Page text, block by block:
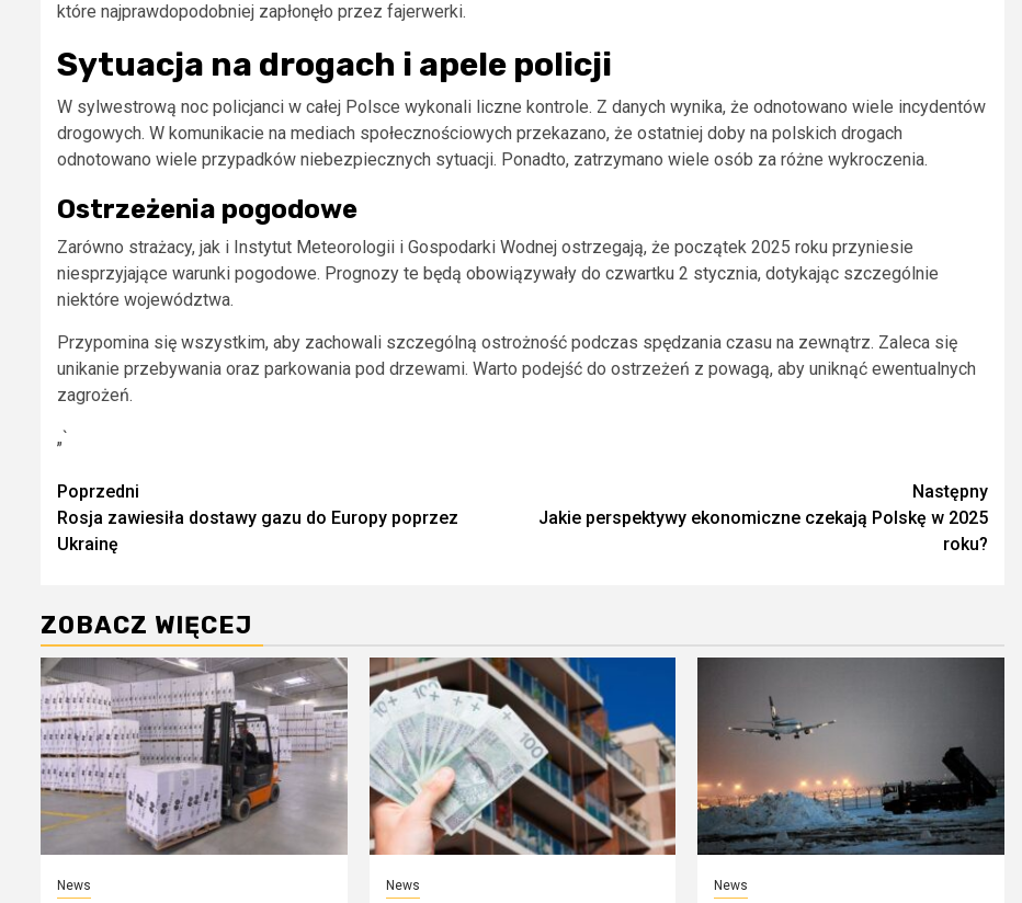
które najprawdopodobniej zapłonęło przez fajerwerki.
Sytuacja na drogach i apele policji
W sylwestrową noc policjanci w całej Polsce wykonali liczne kontrole. Z danych wynika, że odnotowano wiele incydentów
drogowych. W komunikacie na mediach społecznościowych przekazano, że ostatniej doby na polskich drogach
odnotowano wiele przypadków niebezpiecznych sytuacji. Ponadto, zatrzymano wiele osób za różne wykroczenia.
Ostrzeżenia pogodowe
Zarówno strażacy, jak i Instytut Meteorologii i Gospodarki Wodnej ostrzegają, że początek 2025 roku przyniesie
niesprzyjające warunki pogodowe. Prognozy te będą obowiązywały do czwartku 2 stycznia, dotykając szczególnie
niektóre województwa.
Przypomina się wszystkim, aby zachowali szczególną ostrożność podczas spędzania czasu na zewnątrz. Zaleca się
unikanie przebywania oraz parkowania pod drzewami. Warto podejść do ostrzeżeń z powagą, aby uniknąć ewentualnych
zagrożeń.
„`
Zobacz
wpisy
Poprzedni
Rosja zawiesiła dostawy gazu do Europy poprzez
Ukrainę
Następny
Jakie perspektywy ekonomiczne czekają Polskę w 2025
roku?
ZOBACZ WIĘCEJ
News News News